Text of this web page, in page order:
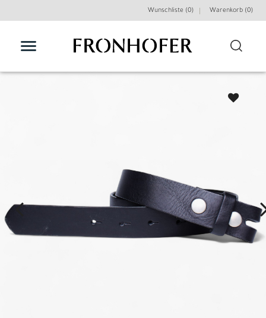
Wunschliste (0) Warenkorb (0)